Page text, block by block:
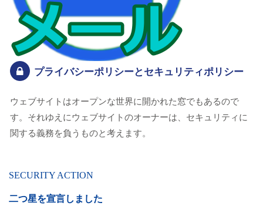
プライバシーポリシーとセキュリティポリシー
ウェブサイトはオープンな世界に開かれた窓でもあるので
す。それゆえにウェブサイトのオーナーは、セキュリティに
関する義務を負うものと考えます。
SECURITY ACTION
二つ星を宣言しました